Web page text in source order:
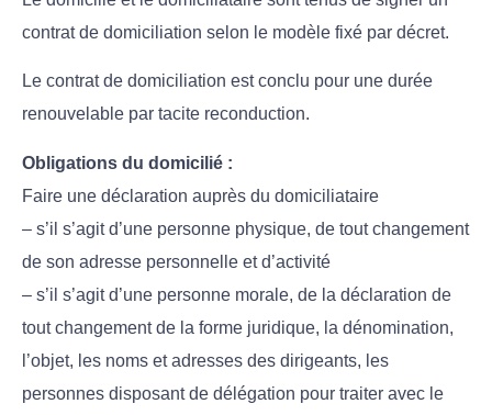
contrat de domiciliation selon le modèle fixé par décret.
Le contrat de domiciliation est conclu pour une durée
renouvelable par tacite reconduction.
Obligations du domicilié :
Faire une déclaration auprès du domiciliataire
– s’il s’agit d’une personne physique, de tout changement
de son adresse personnelle et d’activité
– s’il s’agit d’une personne morale, de la déclaration de
tout changement de la forme juridique, la dénomination,
l’objet, les noms et adresses des dirigeants, les
personnes disposant de délégation pour traiter avec le